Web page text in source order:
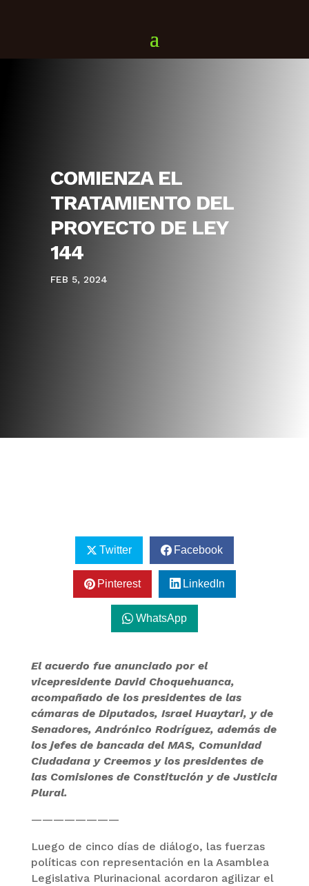
COMIENZA EL
TRATAMIENTO DEL
PROYECTO DE LEY
144
FEB 5, 2024
Twitter Facebook
Pinterest LinkedIn
WhatsApp
El acuerdo fue anunciado por el
vicepresidente David Choquehuanca,
acompañado de los presidentes de las
cámaras de Diputados, Israel Huaytari, y de
Senadores, Andrónico Rodríguez, además de
los jefes de bancada del MAS, Comunidad
Ciudadana y Creemos y los presidentes de
las Comisiones de Constitución y de Justicia
Plural.
————————
Luego de cinco días de diálogo, las fuerzas
políticas con representación en la Asamblea
Legislativa Plurinacional acordaron agilizar el